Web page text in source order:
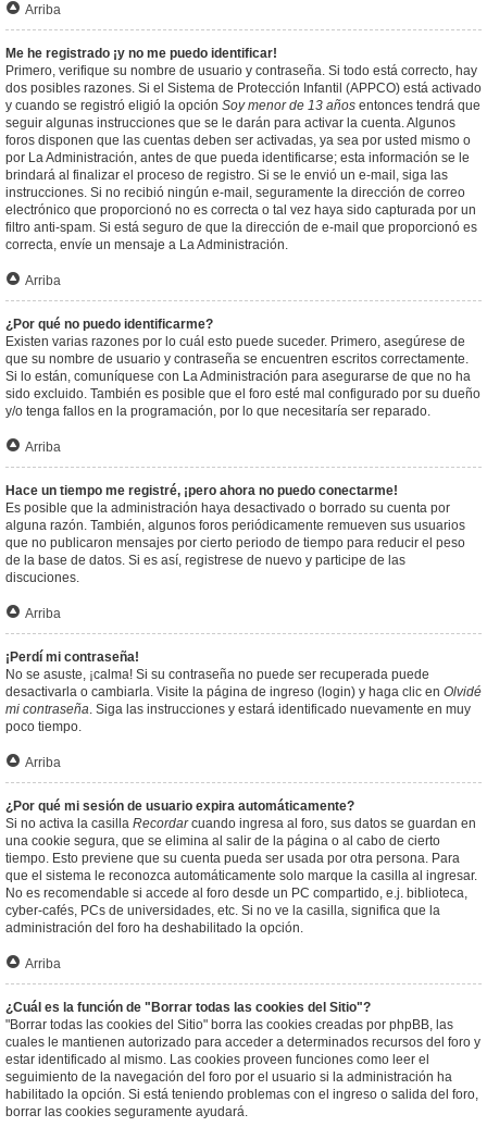
Arriba
Me he registrado ¡y no me puedo identificar!
Primero, verifique su nombre de usuario y contraseña. Si todo está correcto, hay
dos posibles razones. Si el Sistema de Protección Infantil (APPCO) está activado
y cuando se registró eligió la opción Soy menor de 13 años entonces tendrá que
seguir algunas instrucciones que se le darán para activar la cuenta. Algunos
foros disponen que las cuentas deben ser activadas, ya sea por usted mismo o
por La Administración, antes de que pueda identificarse; esta información se le
brindará al finalizar el proceso de registro. Si se le envió un e-mail, siga las
instrucciones. Si no recibió ningún e-mail, seguramente la dirección de correo
electrónico que proporcionó no es correcta o tal vez haya sido capturada por un
filtro anti-spam. Si está seguro de que la dirección de e-mail que proporcionó es
correcta, envíe un mensaje a La Administración.
Arriba
¿Por qué no puedo identificarme?
Existen varias razones por lo cuál esto puede suceder. Primero, asegúrese de
que su nombre de usuario y contraseña se encuentren escritos correctamente.
Si lo están, comuníquese con La Administración para asegurarse de que no ha
sido excluido. También es posible que el foro esté mal configurado por su dueño
y/o tenga fallos en la programación, por lo que necesitaría ser reparado.
Arriba
Hace un tiempo me registré, ¡pero ahora no puedo conectarme!
Es posible que la administración haya desactivado o borrado su cuenta por
alguna razón. También, algunos foros periódicamente remueven sus usuarios
que no publicaron mensajes por cierto periodo de tiempo para reducir el peso
de la base de datos. Si es así, registrese de nuevo y participe de las
discuciones.
Arriba
¡Perdí mi contraseña!
No se asuste, ¡calma! Si su contraseña no puede ser recuperada puede
desactivarla o cambiarla. Visite la página de ingreso (login) y haga clic en Olvidé
mi contraseña. Siga las instrucciones y estará identificado nuevamente en muy
poco tiempo.
Arriba
¿Por qué mi sesión de usuario expira automáticamente?
Si no activa la casilla Recordarcuando ingresa al foro, sus datos se guardan en
una cookie segura, que se elimina al salir de la página o al cabo de cierto
tiempo. Esto previene que su cuenta pueda ser usada por otra persona. Para
que el sistema le reconozca automáticamente solo marque la casilla al ingresar.
No es recomendable si accede al foro desde un PC compartido, e.j. biblioteca,
cyber-cafés, PCs de universidades, etc. Si no ve la casilla, significa que la
administración del foro ha deshabilitado la opción.
Arriba
¿Cuál es la función de "Borrar todas las cookies del Sitio"?
"Borrar todas las cookies del Sitio" borra las cookies creadas por phpBB, las
cuales le mantienen autorizado para acceder a determinados recursos del foro y
estar identificado al mismo. Las cookies proveen funciones como leer el
seguimiento de la navegación del foro por el usuario si la administración ha
habilitado la opción. Si está teniendo problemas con el ingreso o salida del foro,
borrar las cookies seguramente ayudará.